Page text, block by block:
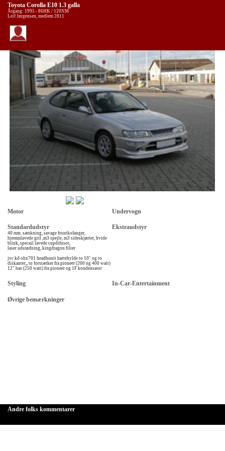
Toyota Corolla E10 1.3 galla
Årgang: 1995 - 86HK / 120NM
Leif Jørgensen, medlem 2811
Motor Undervogn
Standardudstyr
40 mm. sænkning, savage frontkofanger,
hjemmlavede gril ,m3 spejle, m3 sideskjørter, hvide
blink, specail lavede cupdifusor,
laser udstødning, kingdragon filter
jvc kd-shx701 headhunit hattehylde to 10" og to
diskanter,, to forstærker fra pioneer (200 og 400 watt)
12" bas (250 watt) fra pioneer og 1F kondensator
Ekstraudstyr
Styling In-Car-Entertainment
Øvrige bemærkninger
Andre folks kommentarer